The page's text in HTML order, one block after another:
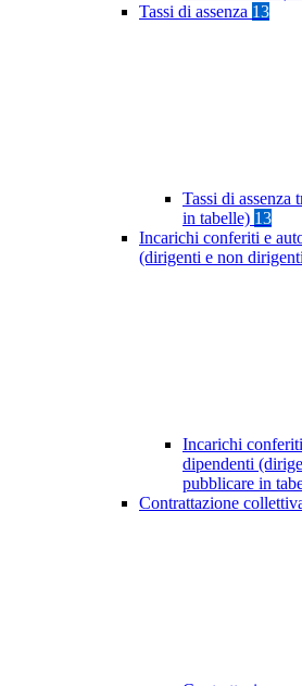
Tassi di assenza 13
Tassi di assenza
in tabelle) 13
Incarichi conferiti e
(dirigenti e non
Incarichi
dipendenti
pubblicare in
Contrattazione